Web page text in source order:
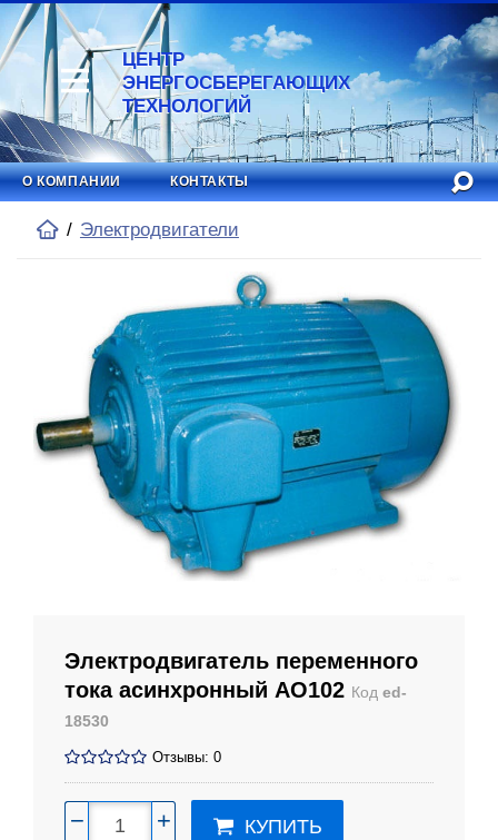
ЦЕНТР
ЭНЕРГОСБЕРЕГАЮЩИХ
ТЕХНОЛОГИЙ
О КОМПАНИИ КОНТАКТЫ
Электродвигатели
Электродвигатель переменного
тока асинхронный АО102 Код ed-
18530
Отзывы: 0
− + КУПИТЬ